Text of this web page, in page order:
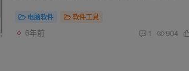
电脑软件 软件工具
6年前 1 904